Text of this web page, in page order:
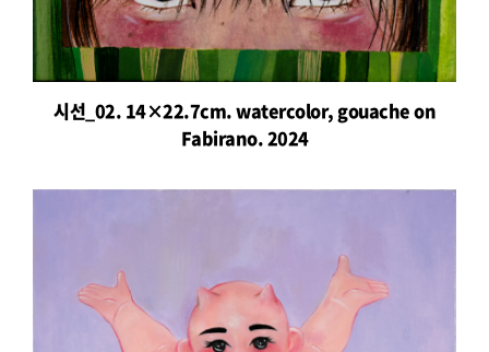
시선_02. 14×22.7cm. watercolor, gouache on
Fabirano. 2024